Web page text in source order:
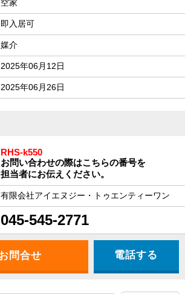
空家
即入居可
媒介
2025年06月12日
2025年06月26日
RHS-k550
お問い合わせの際はこちらの番号を
担当者にお伝えください。
有限会社アイエヌジー・トゥエンティーワン
045-545-2771
電話する